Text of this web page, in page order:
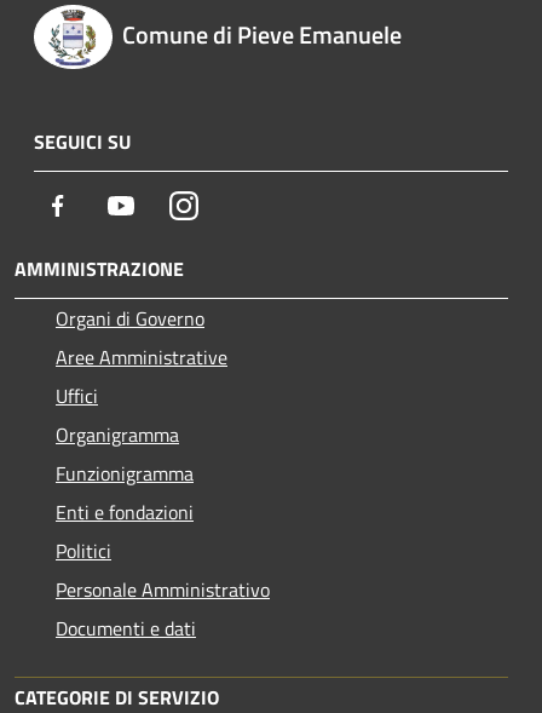
Comune di Pieve Emanuele
SEGUICI SU
Facebook YoutubeInstagram
AMMINISTRAZIONE
Organi di Governo
Aree Amministrative
Uffici
Organigramma
Funzionigramma
Enti e fondazioni
Politici
Personale Amministrativo
Documenti e dati
CATEGORIE DI SERVIZIO